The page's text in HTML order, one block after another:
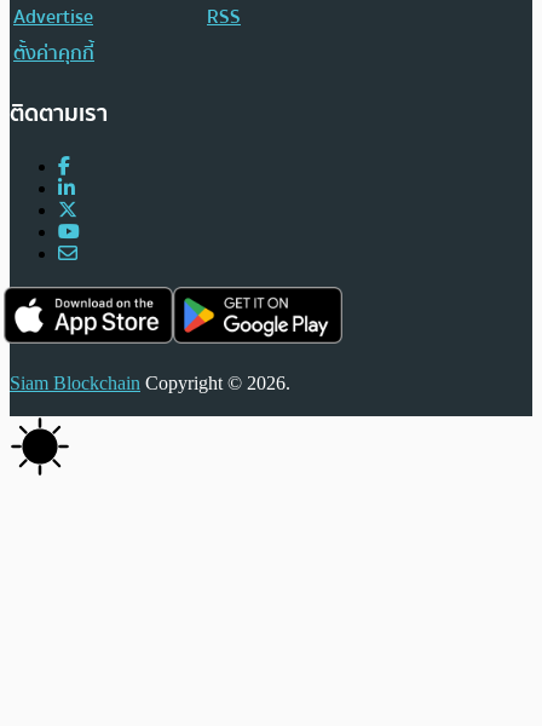
Advertise
RSS
ตั้งค่าคุกกี้
ติดตามเรา
Siam Blockchain Copyright © 2026.